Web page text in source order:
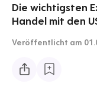
Die wichtigsten
Handel mit den
Veröffentlicht am